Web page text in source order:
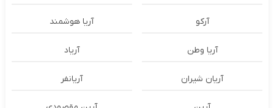
آرکو آریا هوشمند
آریا وطن آریاد
آریان شیران آریانفر